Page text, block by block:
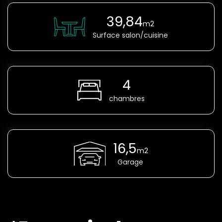
39,84m2
Surface salon/cuisine
4
chambres
16,5m2
Garage